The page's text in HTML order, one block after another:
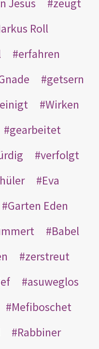
Roll
erfahren
getsern
Wirken
gearbeitet
verfolgt
Eva
Garten Eden
Babel
zerstreut
asuweglos
Mefiboschet
Rabbiner